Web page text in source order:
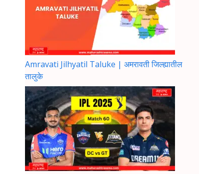
Amravati Jilhyatil Taluke | अमरावती जिल्ह्यातील
तालुके